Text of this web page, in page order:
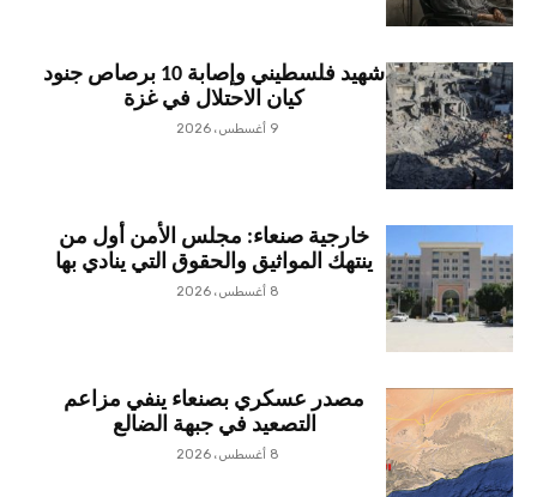
شهيد فلسطيني وإصابة 10 برصاص جنود
كيان الاحتلال في غزة
9 أغسطس، 2026
خارجية صنعاء: مجلس الأمن أول من
ينتهك المواثيق والحقوق التي ينادي بها
8 أغسطس، 2026
مصدر عسكري بصنعاء ينفي مزاعم
التصعيد في جبهة الضالع
8 أغسطس، 2026